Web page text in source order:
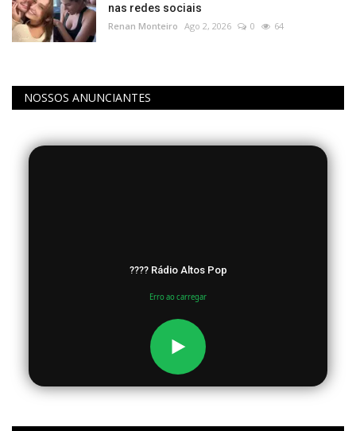
nas redes sociais​‌​
Renan Monteiro Ago 2, 2026 0 64
NOSSOS ANUNCIANTES
???? Rádio Altos Pop
Erro ao carregar